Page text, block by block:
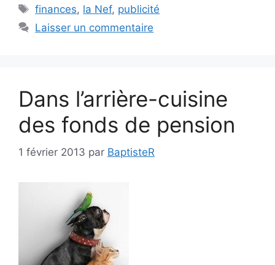
Étiquettes
finances, la Nef, publicité
Laisser un commentaire
Dans l’arrière-cuisine
des fonds de pension
1 février 2013 par BaptisteR